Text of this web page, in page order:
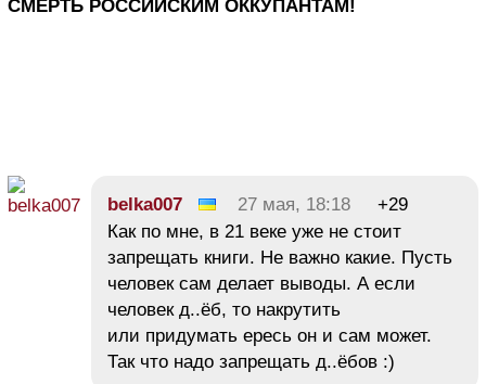
СМЕРТЬ РОССИЙСКИМ ОККУПАНТАМ!
belka007 27 мая, 18:18
+29
Как по мне, в 21 веке уже не стоит
запрещать книги. Не важно какие. Пусть
человек сам делает выводы. А если
человек д..ёб, то накрутить
или придумать ересь он и сам может.
Так что надо запрещать д..ёбов :)